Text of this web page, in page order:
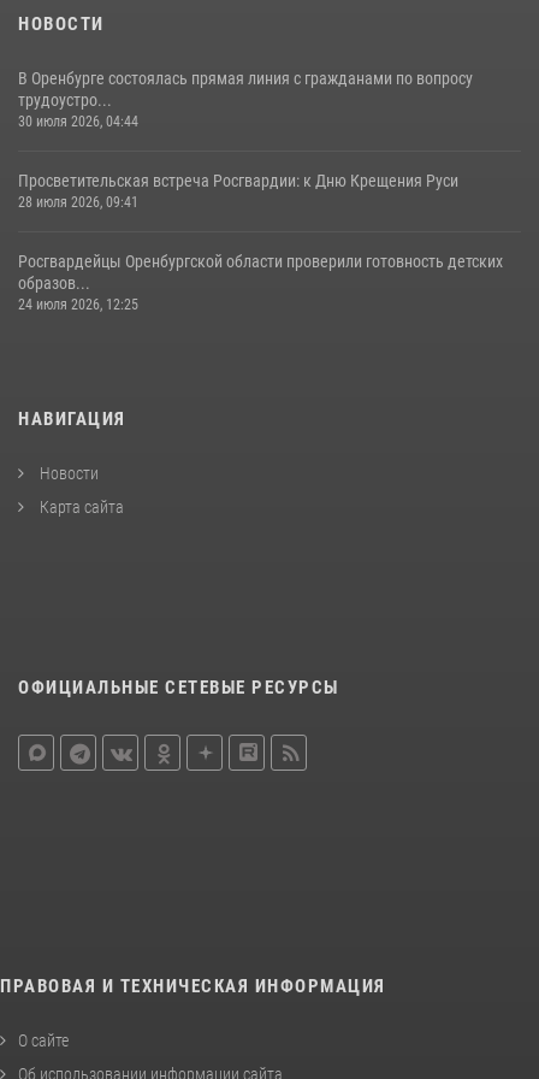
НОВОСТИ
В Оренбурге состоялась прямая линия с гражданами по вопросу
трудоустро...
30 июля 2026, 04:44
Просветительская встреча Росгвардии: к Дню Крещения Руси
28 июля 2026, 09:41
Росгвардейцы Оренбургской области проверили готовность детских
образов...
24 июля 2026, 12:25
НАВИГАЦИЯ
Новости
Карта сайта
ОФИЦИАЛЬНЫЕ СЕТЕВЫЕ РЕСУРСЫ
ПРАВОВАЯ И ТЕХНИЧЕСКАЯ ИНФОРМАЦИЯ
О сайте
Об использовании информации сайта